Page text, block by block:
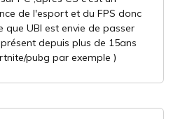
de l'esport et du FPS donc
que UBI est envie de passer
depuis plus de 15ans
pubg par exemple )